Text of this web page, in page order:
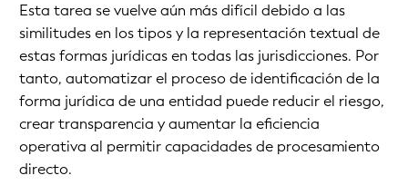
Esta tarea se vuelve aún más difícil debido a las
similitudes en los tipos y la representación textual de
estas formas jurídicas en todas las jurisdicciones. Por
tanto, automatizar el proceso de identificación de la
forma jurídica de una entidad puede reducir el riesgo,
crear transparencia y aumentar la eficiencia
operativa al permitir capacidades de procesamiento
directo.